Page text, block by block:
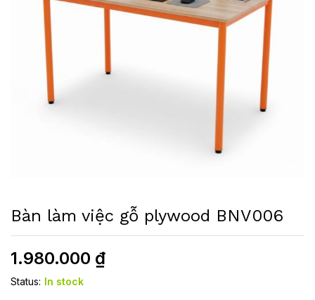
Bàn làm việc gỗ plywood BNV006
1.980.000 ₫
Status: In stock